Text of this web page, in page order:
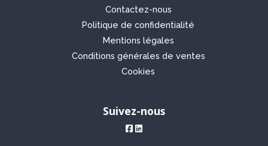
Contactez-nous
Politique de confidentialité
Mentions légales
Conditions générales de ventes
Cookies
Suivez-nous